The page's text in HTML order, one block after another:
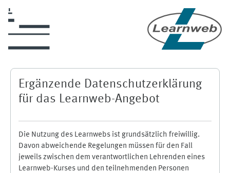
Ergänzende Datenschutzerklärung
für das Learnweb-Angebot
Die Nutzung des Learnwebs ist grundsätzlich freiwillig.
Davon abweichende Regelungen müssen für den Fall
jeweils zwischen dem verantwortlichen Lehrenden eines
Learnweb-Kurses und den teilnehmenden Personen